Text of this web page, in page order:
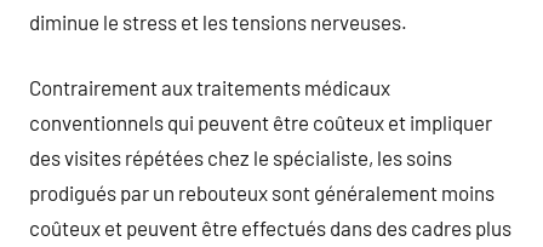
diminue le stress et les tensions nerveuses.
Contrairement aux traitements médicaux
conventionnels qui peuvent être coûteux et impliquer
des visites répétées chez le spécialiste, les soins
prodigués par un rebouteux sont généralement moins
coûteux et peuvent être effectués dans des cadres plus